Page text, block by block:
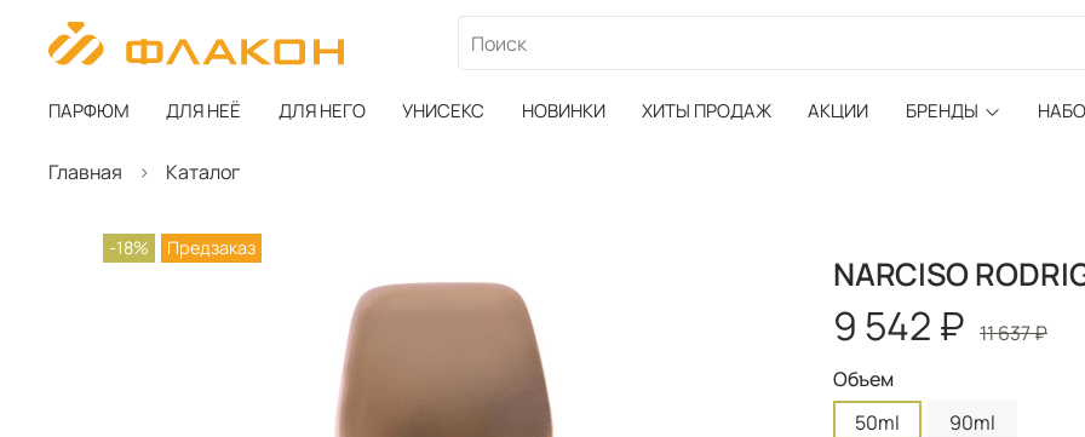
ПАРФЮМ ДЛЯ НЕЁ ДЛЯ НЕГО УНИСЕКС НОВИНКИ ХИТЫ ПРОДАЖ АКЦИИ БРЕНДЫ
Главная Каталог
-18% Предзаказ
NARCISO
9 542 ₽ 11 637 ₽
Объем
50ml
90ml